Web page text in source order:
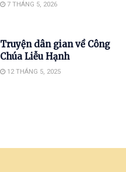
7 THÁNG 5, 2026
Truyện dân gian về Công
Chúa Liễu Hạnh
12 THÁNG 5, 2025